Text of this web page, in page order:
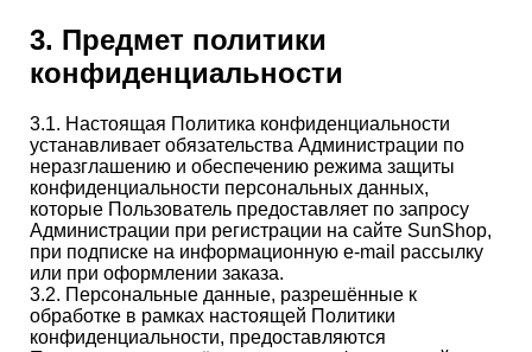
3. Предмет политики
конфиденциальности
3.1. Настоящая Политика конфиденциальности
устанавливает обязательства Администрации по
неразглашению и обеспечению режима защиты
конфиденциальности персональных данных,
которые Пользователь предоставляет по запросу
Администрации при регистрации на сайте SunShop,
при подписке на информационную e-mail рассылку
или при оформлении заказа.
3.2. Персональные данные, разрешённые к
обработке в рамках настоящей Политики
конфиденциальности, предоставляются